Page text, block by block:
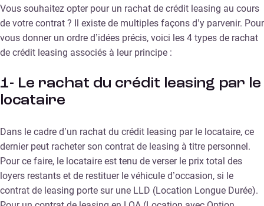
Vous souhaitez opter pour un rachat de crédit leasing au cours
de votre contrat ? Il existe de multiples façons d’y parvenir. Pour
vous donner un ordre d’idées précis, voici les 4 types de rachat
de crédit leasing associés à leur principe :
1- Le rachat du crédit leasing par le
locataire
Dans le cadre d’un rachat du crédit leasing par le locataire, ce
dernier peut racheter son contrat de leasing à titre personnel.
Pour ce faire, le locataire est tenu de verser le prix total des
loyers restants et de restituer le véhicule d’occasion, si le
contrat de leasing porte sur une LLD (Location Longue Durée).